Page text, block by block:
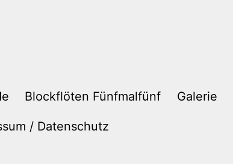
Blockflöten Fünfmalfünf Galerie
/ Datenschutz